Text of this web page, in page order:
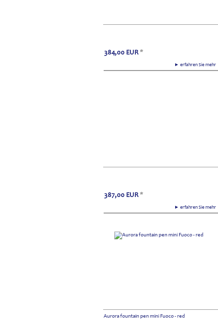
► erfahren Sie
384,00 EUR *
► erfahren Sie
387,00 EUR *
Aurora fountain pen mini Fuoco - red